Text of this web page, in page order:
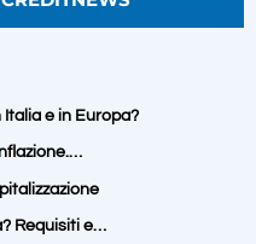
e in Europa?
Requisiti e…